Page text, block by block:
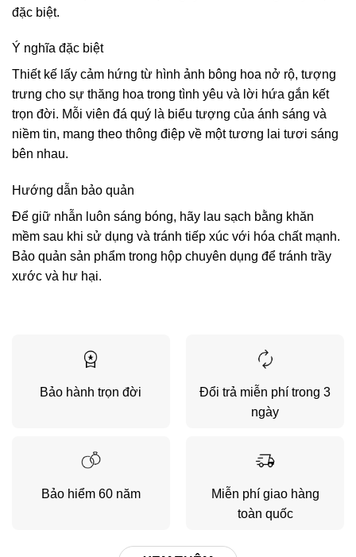
đặc biệt.
Ý nghĩa đặc biệt
Thiết kế lấy cảm hứng từ hình ảnh bông hoa nở rộ, tượng
trưng cho sự thăng hoa trong tình yêu và lời hứa gắn kết
trọn đời. Mỗi viên đá quý là biểu tượng của ánh sáng và
niềm tin, mang theo thông điệp về một tương lai tươi sáng
bên nhau.
Hướng dẫn bảo quản
Để giữ nhẫn luôn sáng bóng, hãy lau sạch bằng khăn
mềm sau khi sử dụng và tránh tiếp xúc với hóa chất mạnh.
Bảo quản sản phẩm trong hộp chuyên dụng để tránh trầy
xước và hư hại.
Bảo hành trọn đời
Đổi trả miễn phí trong 3
ngày
Bảo hiểm 60 năm
Miễn phí giao hàng
toàn quốc